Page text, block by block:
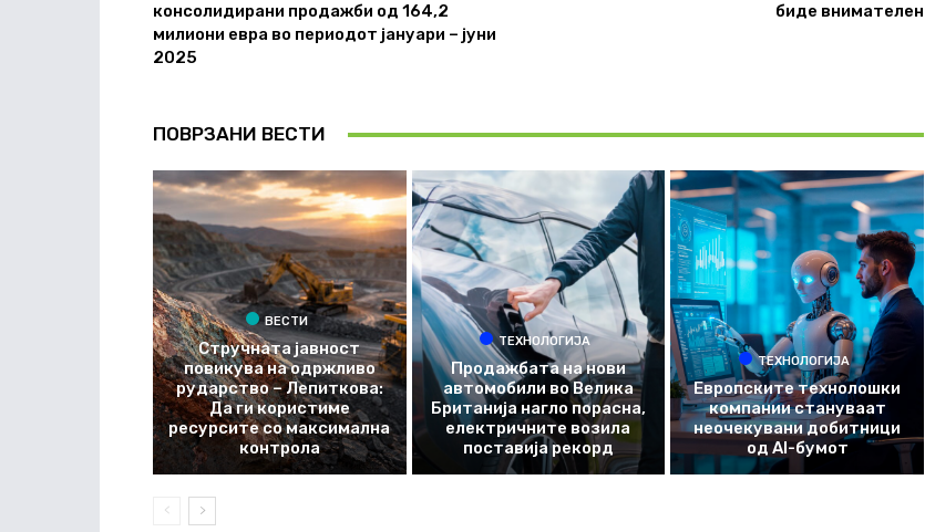
консолидирани продажби од 164,2
милиони евра во периодот јануари – јуни
2025
биде внимателен
ПОВРЗАНИ ВЕСТИ
ВЕСТИ
Стручната јавност
повикува на одржливо
рударство – Лепиткова:
Да ги користиме
ресурсите со максимална
контрола
ТЕХНОЛОГИЈА
Продажбата на нови
автомобили во Велика
Британија нагло порасна,
електричните возила
поставија рекорд
ТЕХНОЛОГИЈА
Европските технолошки
компании стануваат
неочекувани добитници
од AI-бумот